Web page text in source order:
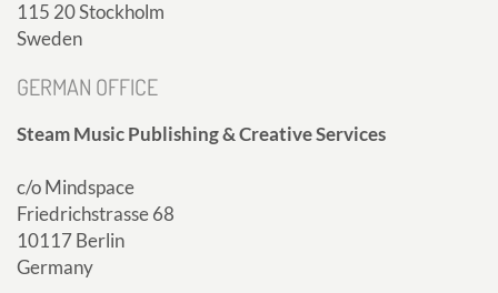
115 20 Stockholm
Sweden
GERMAN OFFICE
Steam Music Publishing & Creative Services
c/o Mindspace
Friedrichstrasse 68
10117 Berlin
Germany